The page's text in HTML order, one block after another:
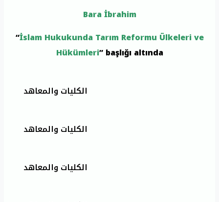
Bara İbrahim
“İslam Hukukunda Tarım Reformu Ülkeleri ve
Hükümleri” başlığı altında
الكليات والمعاهد
الكليات والمعاهد
الكليات والمعاهد